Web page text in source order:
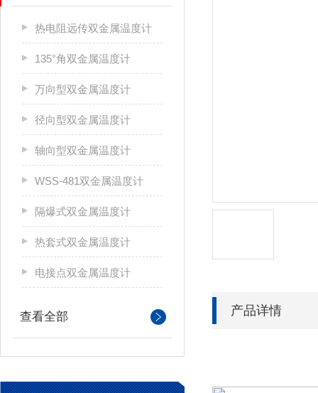
热电阻远传双金属温度计
135°角双金属温度计
万向型双金属温度计
径向型双金属温度计
轴向型双金属温度计
WSS-481双金属温度计
隔爆式双金属温度计
热套式双金属温度计
电接点双金属温度计
查看全部 产品详情